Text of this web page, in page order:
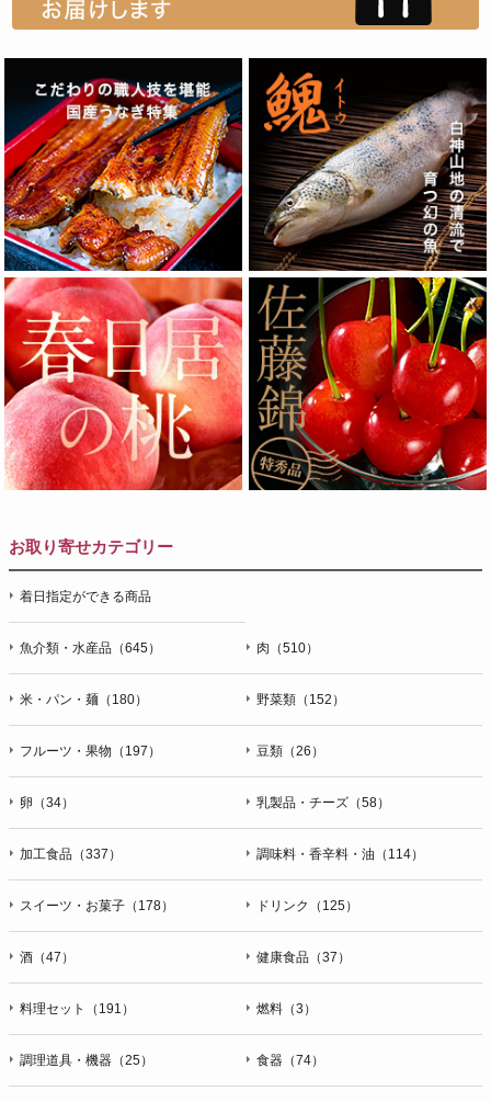
お取り寄せカテゴリー
着日指定ができる商品
魚介類・水産品（645） 肉（510）
米・パン・麺（180） 野菜類（152）
フルーツ・果物（197） 豆類（26）
卵（34） 乳製品・チーズ（58）
加工食品（337） 調味料・香辛料・油（114）
スイーツ・お菓子（178） ドリンク（125）
酒（47） 健康食品（37）
料理セット（191） 燃料（3）
調理道具・機器（25） 食器（74）